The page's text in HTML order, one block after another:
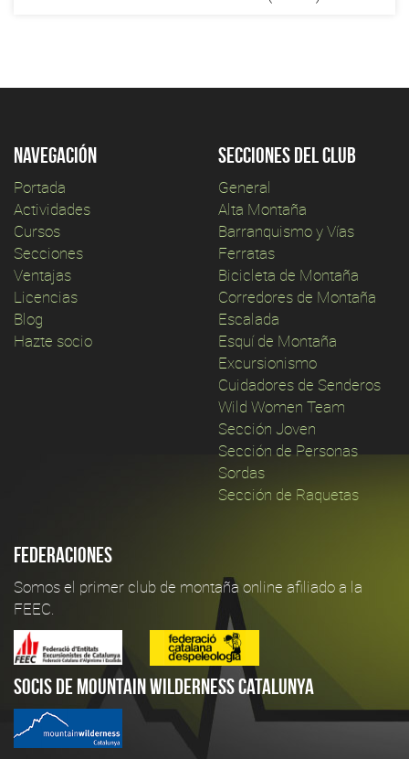
Navegación
Portada
Actividades
Cursos
Secciones
Ventajas
Licencias
Blog
Hazte socio
Secciones del club
General
Alta Montaña
Barranquismo y Vías
Ferratas
Bicicleta de Montaña
Corredores de Montaña
Escalada
Esquí de Montaña
Excursionismo
Cuidadores de Senderos
Wild Women Team
Sección Joven
Sección de Personas
Sordas
Sección de Raquetas
Federaciones
Somos el primer club de montaña online afiliado a la
FEEC.
Socis de Mountain Wilderness Catalunya